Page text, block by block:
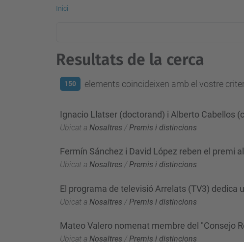
Inici
Resultats de la cerca
150 elements coincideixen amb el vostre
Ignacio Llatser (doctorand) i Alberto Cabellos
Ubicat a Nosaltres / Premis i distincions
Fermín Sánchez i David López reben el premi
Ubicat a Nosaltres /Premis i distincions
El programa de televisió Arrelats (TV3) dedica
Ubicat a Nosaltres / Premis i distincions
Mateo Valero nomenat membre del "Consejo
Ubicat a Nosaltres /Premis i distincions